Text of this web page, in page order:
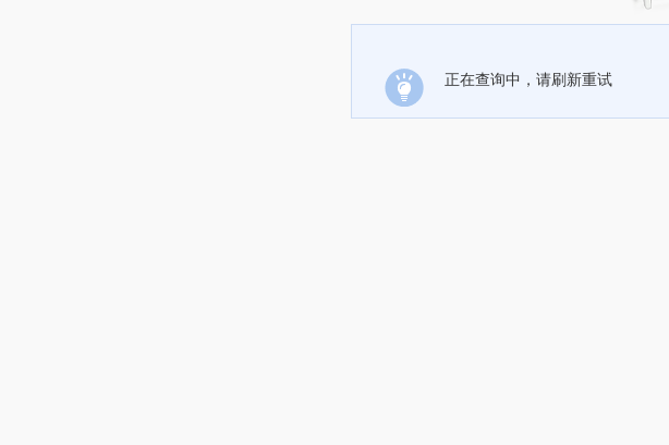
正在查询中，请刷新重试